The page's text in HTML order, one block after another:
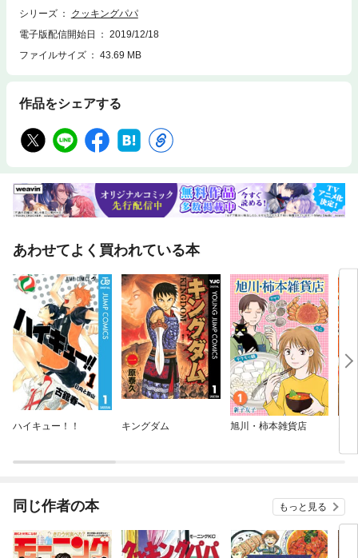
シリーズ
クッキングパパ
電子版配信開始日
2019/12/18
ファイルサイズ
43.69 MB
作品をシェアする
あわせてよく買われている本
ハイキュー！！ キングダム 旭川・柿本雑貨店
同じ作者の本 もっと見る